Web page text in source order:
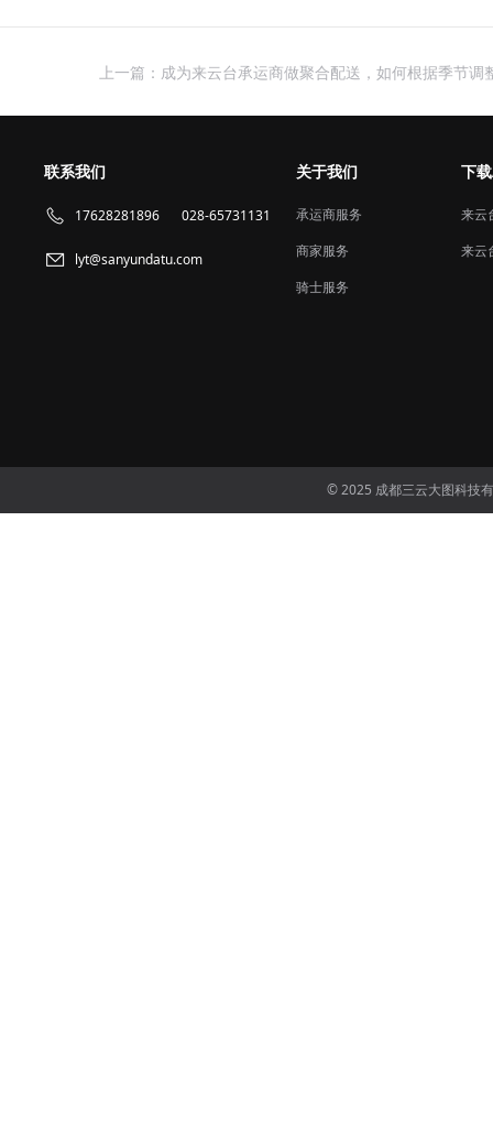
上一篇：成为来云台承运商做聚合配送，如何根据季节调
联系我们
17628281896 028-65731131
lyt@sanyundatu.com
关于我们
承运商服务
商家服务
骑士服务
下
来云
来云
© 2025 成都三云大图科技